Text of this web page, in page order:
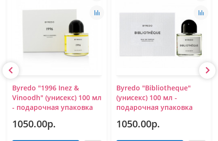
Byredo "1996 Inez &
Vinoodh" (унисекс) 100 мл
- подарочная упаковка
1050.00р.
Byredo "Bibliotheque"
(унисекс) 100 мл -
подарочная упаковка
1050.00р.